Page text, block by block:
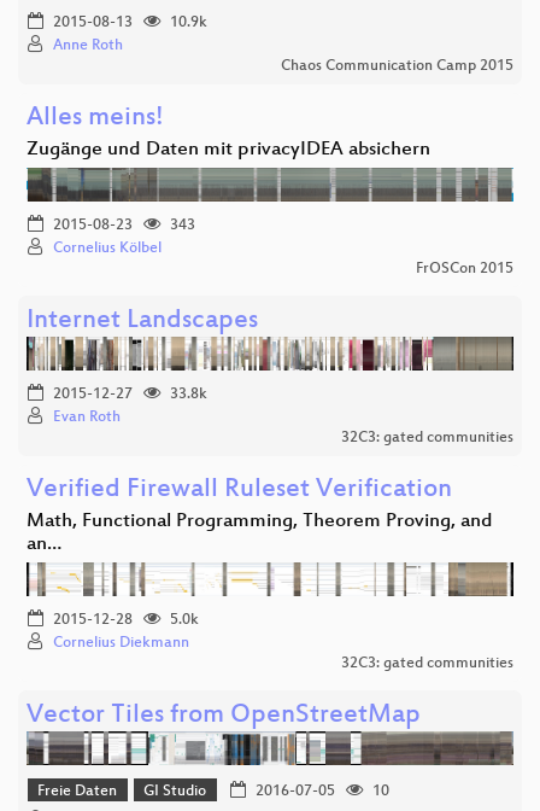
2015-08-13
10.9k
Anne Roth
Chaos Communication Camp 2015
Alles meins!
Zugänge und Daten mit privacyIDEA absichern
2015-08-23
343
Cornelius Kölbel
FrOSCon 2015
Internet Landscapes
2015-12-27
33.8k
Evan Roth
32C3: gated communities
Verified Firewall Ruleset Verification
Math, Functional Programming, Theorem Proving, and
an…
2015-12-28
5.0k
Cornelius Diekmann
32C3: gated communities
Vector Tiles from OpenStreetMap
Freie Daten GI Studio 2016-07-05
10